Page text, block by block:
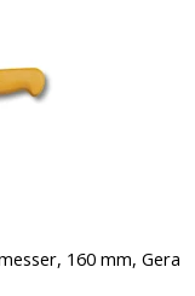
160 mm, Gera